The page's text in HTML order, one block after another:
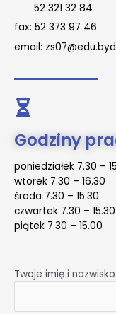
52 321 32 84
fax: 52 373 97 46
email:
Godziny
poniedziałek 7.30 –
wtorek 7.30 – 16.30
środa 7.30 – 15.30
czwartek 7.30 – 15.30
piątek 7.30 – 15.00
Twoje imię i nazwisko